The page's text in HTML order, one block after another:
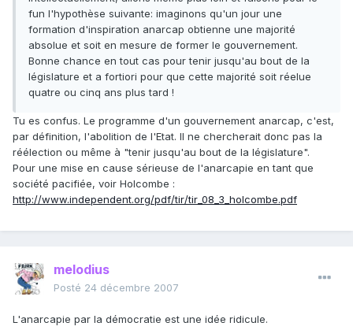
fun l'hypothèse suivante: imaginons qu'un jour une
formation d'inspiration anarcap obtienne une majorité
absolue et soit en mesure de former le gouvernement.
Bonne chance en tout cas pour tenir jusqu'au bout de la
législature et a fortiori pour que cette majorité soit réelue
quatre ou cinq ans plus tard !
Tu es confus. Le programme d'un gouvernement anarcap, c'est,
par définition, l'abolition de l'Etat. Il ne chercherait donc pas la
réélection ou même à "tenir jusqu'au bout de la législature".
Pour une mise en cause sérieuse de l'anarcapie en tant que
société pacifiée, voir Holcombe :
http://www.independent.org/pdf/tir/tir_08_3_holcombe.pdf
melodius
Posté 24 décembre 2007
L'anarcapie par la démocratie est une idée ridicule.